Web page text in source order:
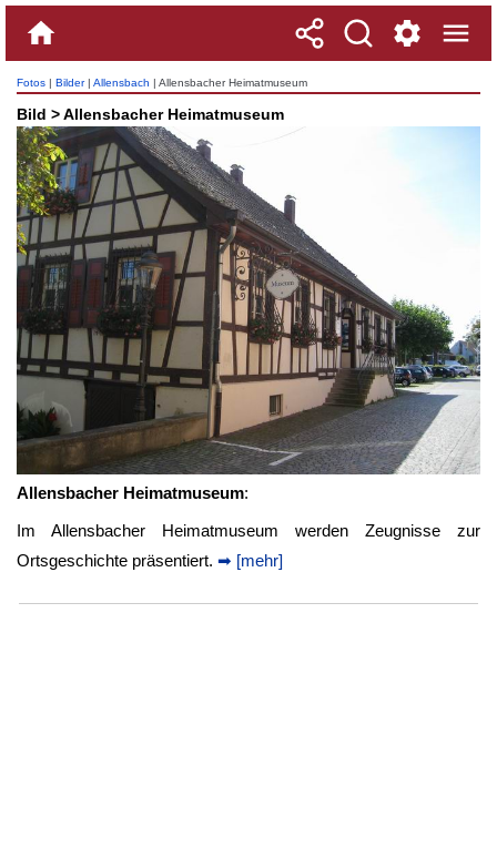
Fotos | Bilder| Allensbach | Allensbacher Heimatmuseum
Bild > Allensbacher Heimatmuseum
Allensbacher Heimatmuseum:
Im Allensbacher Heimatmuseum werden Zeugnisse zur
Ortsgeschichte präsentiert. ➡ [mehr]